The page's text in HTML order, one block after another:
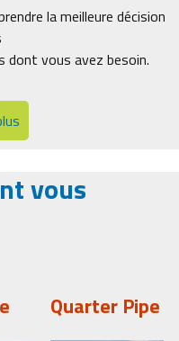
la meilleure décision
vous avez besoin.
vous
Quarter Pipe